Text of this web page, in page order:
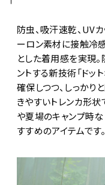
防虫、吸汗速乾、UV
ーロン素材に接触冷
とした着用感を実現
ントする新技術「ドッ
確保しつつ、しっかり
きやすいトレンカ形
や夏場のキャンプ時
すすめのアイテムです。